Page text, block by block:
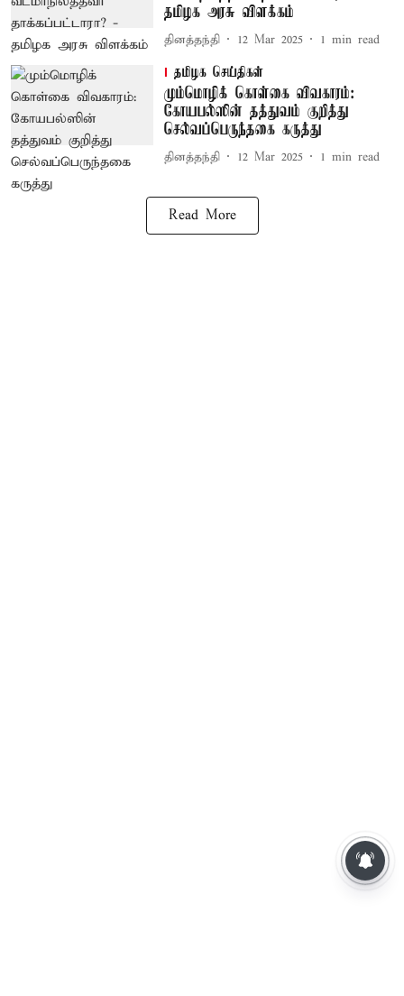
தமிழக அரசு விளக்கம்
தினத்தந்தி 12 Mar 2025 1 min read
தமிழக செய்திகள்
மும்மொழிக் கொள்கை விவகாரம்:
கோயபல்ஸின் தத்துவம் குறித்து
செல்வப்பெருந்தகை கருத்து
தினத்தந்தி 12 Mar 2025 1 min read
Read More